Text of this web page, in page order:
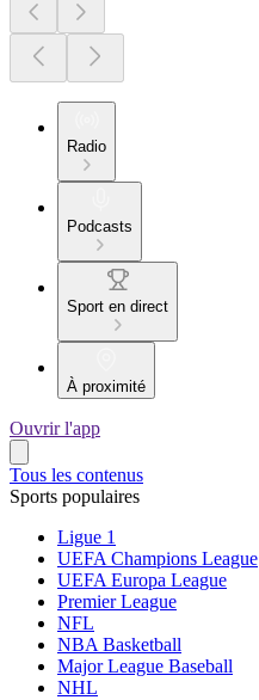
Radio
Podcasts
Sport en direct
À proximité
Ouvrir l'app
Tous les contenus
Sports populaires
Ligue 1
UEFA Champions League
UEFA Europa League
Premier League
NFL
NBA Basketball
Major League Baseball
NHL